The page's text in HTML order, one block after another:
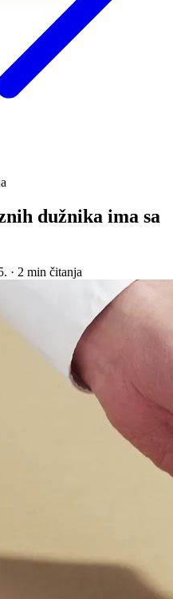
dužnika ima sa
· 2 min čitanja